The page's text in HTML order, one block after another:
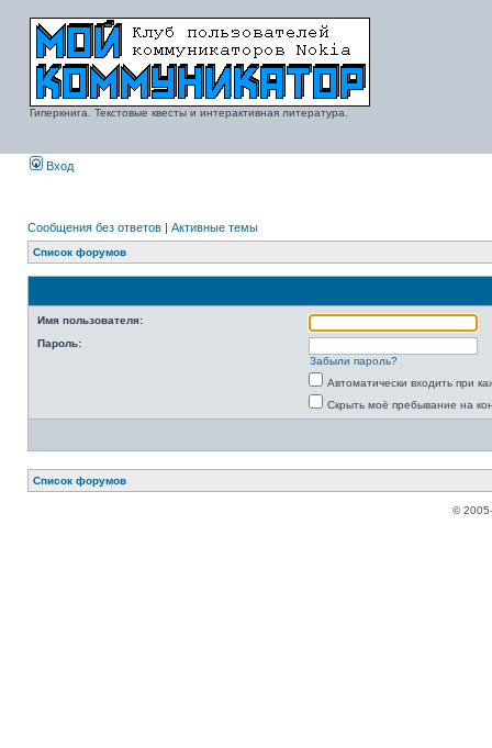
Гиперкнига. Текстовые квесты и интерактивная литература.
Вход
Сообщения без ответов | Активные темы
Список форумов
Имя пользователя:
Пароль:
Забыли пароль?
Автоматически входить при
Скрыть моё пребывание на
Список форумов
©